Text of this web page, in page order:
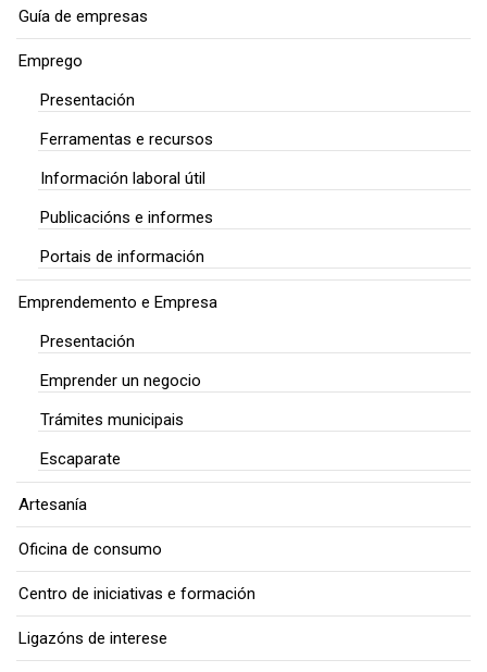
Guía de empresas
Emprego
Presentación
Ferramentas e recursos
Información laboral útil
Publicacións e informes
Portais de información
Emprendemento e Empresa
Presentación
Emprender un negocio
Trámites municipais
Escaparate
Artesanía
Oficina de consumo
Centro de iniciativas e formación
Ligazóns de interese